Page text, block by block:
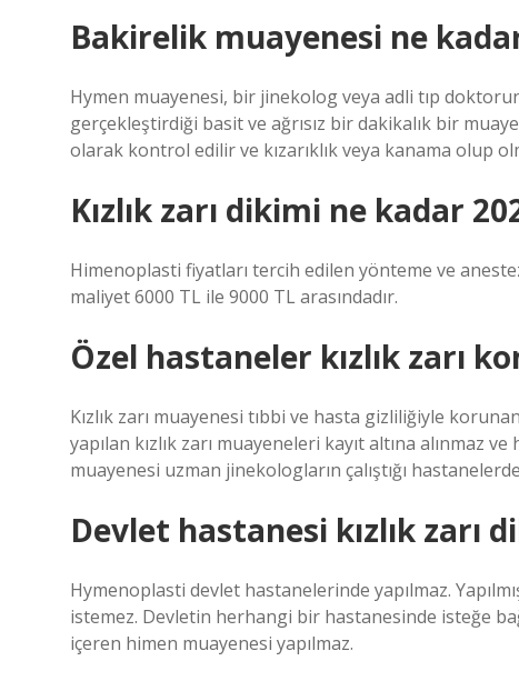
Bakirelik muayenesi ne
Hymen muayenesi, bir jinekolog veya adli tıp
gerçekleştirdiği basit ve ağrısız bir dakikalık bir
olarak kontrol edilir ve kızarıklık veya kanama olup
Kızlık zarı dikimi ne kadar
Himenoplasti fiyatları tercih edilen yönteme ve
maliyet 6000 TL ile 9000 TL arasındadır.
Özel hastaneler kızlık zarı
Kızlık zarı muayenesi tıbbi ve hasta gizliliğiyle
yapılan kızlık zarı muayeneleri kayıt altına alınmaz
muayenesi uzman jinekologların çalıştığı
Devlet hastanesi kızlık zarı
Hymenoplasti devlet hastanelerinde yapılmaz.
istemez. Devletin herhangi bir hastanesinde isteğe
içeren himen muayenesi yapılmaz.